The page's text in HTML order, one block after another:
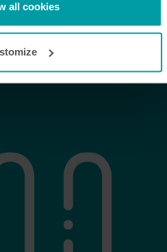
party cookies. A third-party
other than us, such as other
or withdraw your consent from
all cookies